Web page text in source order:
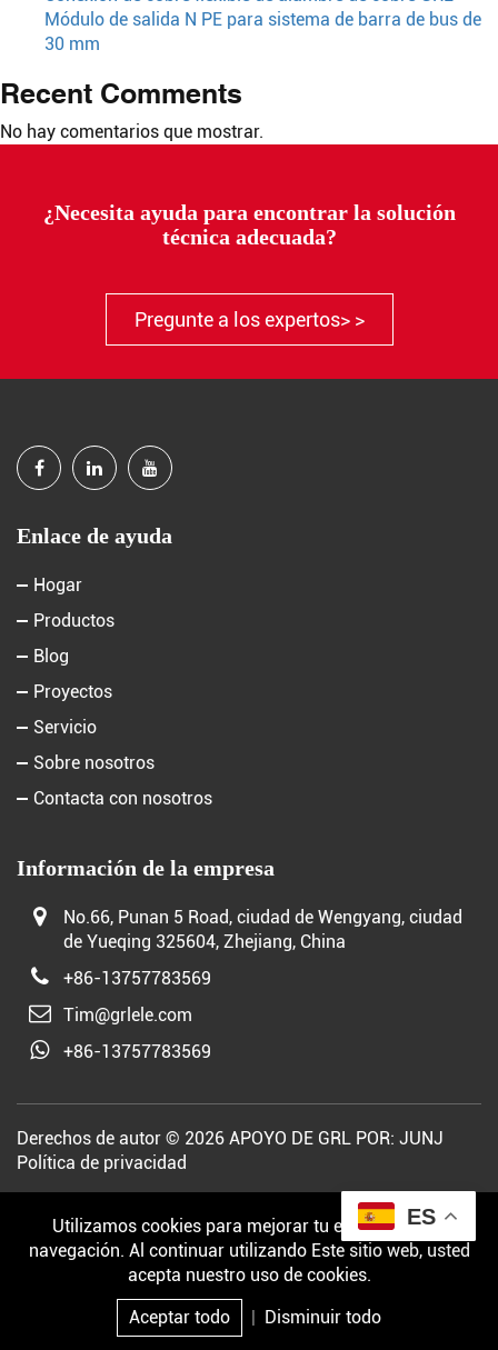
Utilizamos cookies para mejorar tu experiencia de
navegación. Al continuar utilizando Este sitio web, usted
acepta nuestro uso de cookies.
Aceptar todo
| Disminuir todo
Módulo de salida N PE para sistema de barra de bus de
30 mm
Recent Comments
No hay comentarios que mostrar.
¿Necesita ayuda para encontrar la solución
técnica adecuada?
Pregunte a los expertos> >
Enlace de ayuda
Hogar
Productos
Blog
Proyectos
Servicio
Sobre nosotros
Contacta con nosotros
Información de la empresa
No.66, Punan 5 Road, ciudad de Wengyang, ciudad
de Yueqing 325604, Zhejiang, China
+86-13757783569
Tim@grlele.com
+86-13757783569
Derechos de autor © 2026 APOYO DE GRL POR: JUNJ
Política de privacidad
ES